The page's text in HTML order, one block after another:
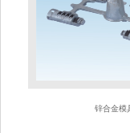
锌合金模